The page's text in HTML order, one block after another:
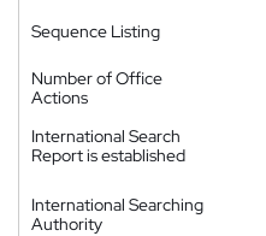
Sequence Listing
Number of Office
Actions
International Search
Report is established
International Searching
Authority